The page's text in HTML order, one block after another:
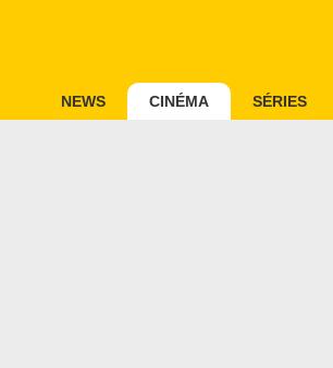
NEWS CINÉMA SÉRIES